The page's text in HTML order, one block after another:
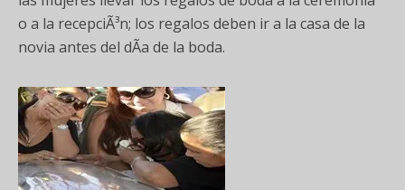
o a la recepciÃ³n; los regalos deben ir a la casa de la
novia antes del dÃ­a de la boda.